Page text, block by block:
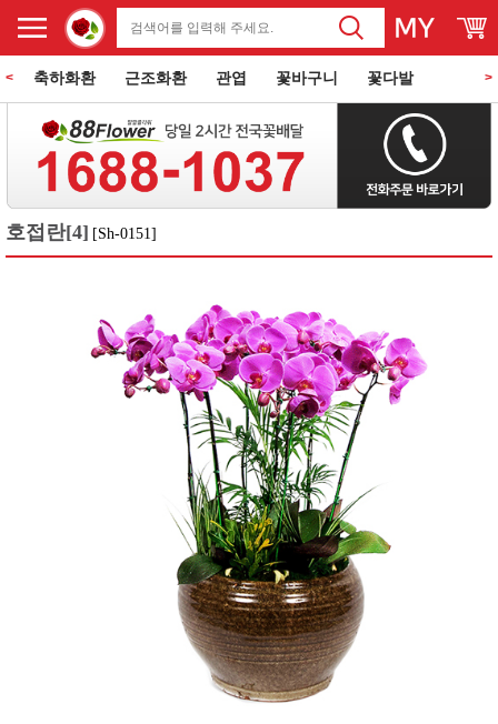
< 축하화환 근조화환 관엽 꽃바구니 꽃다발
동양란 서양란 과일바구니 꽃과 케익 쌀화환
>
호접란[4] [Sh-0151]